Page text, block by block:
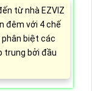
từ nhà EZVIZ
đêm với 4 chế
phân biệt các
trung bởi đầu